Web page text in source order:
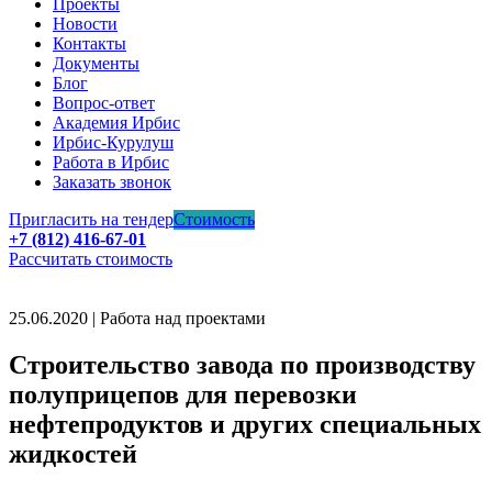
Проекты
Новости
Контакты
Документы
Блог
Вопрос-ответ
Академия Ирбис
Ирбис-Курулуш
Работа в Ирбис
Заказать звонок
Пригласить на тендерСтоимость
+7 (812) 416-67-01
Рассчитать стоимость
25.06.2020 | Работа над проектами
Строительство завода по производству
полуприцепов для перевозки
нефтепродуктов и других специальных
жидкостей